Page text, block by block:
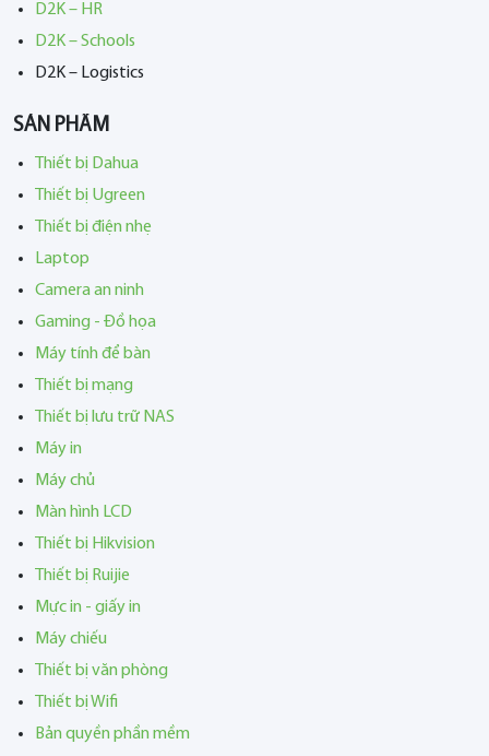
D2K – HR
D2K – Schools
D2K – Logistics
SẢN PHẨM
Thiết bị Dahua
Thiết bị Ugreen
Thiết bị điện nhẹ
Laptop
Camera an ninh
Gaming - Đồ họa
Máy tính để bàn
Thiết bị mạng
Thiết bị lưu trữ NAS
Máy in
Máy chủ
Màn hình LCD
Thiết bị Hikvision
Thiết bị Ruijie
Mực in - giấy in
Máy chiếu
Thiết bị văn phòng
Thiết bị Wifi
Bản quyền phần mềm